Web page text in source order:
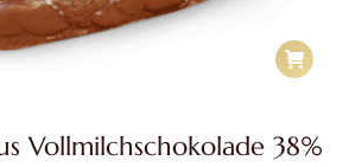
Vollmilchschokolade 38%